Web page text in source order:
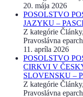
20. mája 2026
POSOLSTVO
JAZYKU –
Z kategórie
Pravoslávna
11. apríla 2026
POSOLSTVO
CIRKVI V
SLOVENSKU –
Z kategórie
Pravoslávna